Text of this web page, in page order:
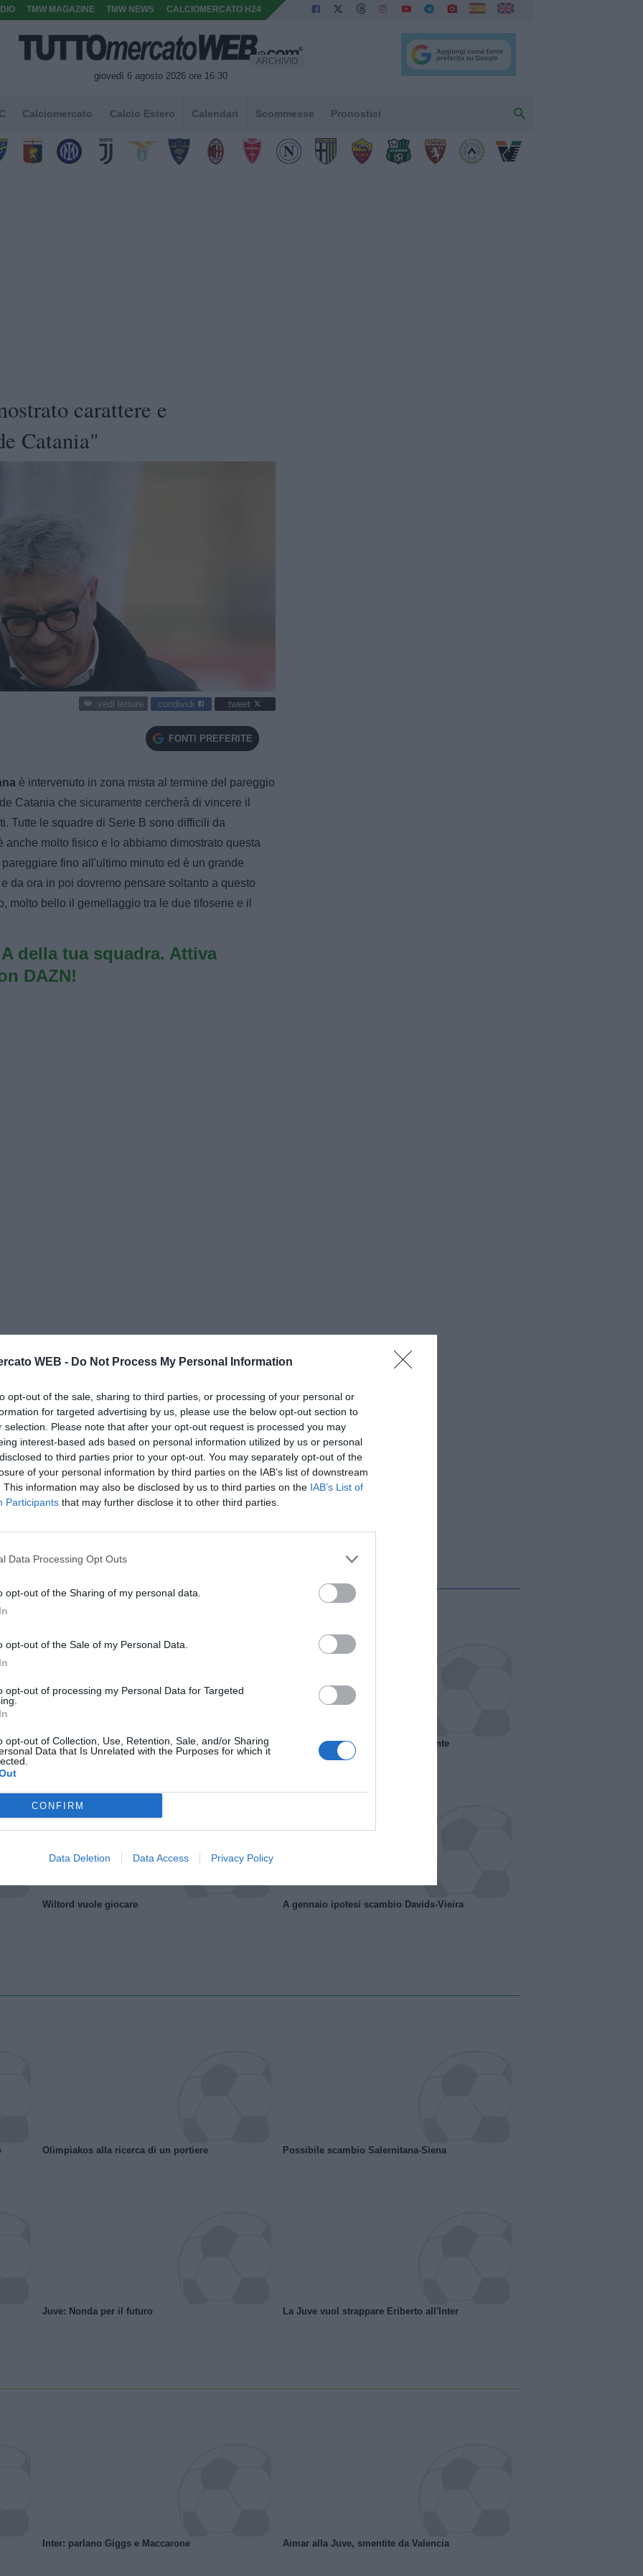
WEB - Do Not Process My Personal Information
opt-out of the sale, sharing to third parties, or processing of your personal or
for targeted advertising by us, please use the below opt-out section to
selection. Please note that after your opt-out request is processed you may
interest-based ads based on personal information utilized by us or personal
to third parties prior to your opt-out. You may separately opt-out of the
of your personal information by third parties on the IAB’s list of downstream
This information may also be disclosed by us to third parties on the IAB’s List of
Participants that may further disclose it to other third parties.
Data Processing Opt Outs
opt-out of the Sharing of my personal data.
opt-out of the Sale of my Personal Data.
opt-out of processing my Personal Data for Targeted
opt-out of Collection, Use, Retention, Sale, and/or Sharing
Data that Is Unrelated with the Purposes for which it
CONFIRM
Data Deletion Data Access Privacy Policy
TMW MAGAZINE TMW NEWS CALCIOMERCATO H24
giovedì 6 agosto 2026 ore 16:30
ARCHIVIO
Calciomercato Calcio Estero Calendari Scommesse Pronostici
carattere e
Catania"
vedi letture condividi tweet
FONTI PREFERITE
è intervenuto in zona mista al termine del pareggio
Catania che sicuramente cercherà di vincere il
Tutte le squadre di Serie B sono difficili da
anche molto fisico e lo abbiamo dimostrato questa
fino all'ultimo minuto ed è un grande
da ora in poi dovremo pensare soltanto a questo
molto bello il gemellaggio tra le due tifoserie e il
della tua squadra. Attiva
DAZN!
Il Rayo Vallecano spinge per Zamorano Francia, il Marsiglia senza presidente
Wiltord vuole giocare A gennaio ipotesi scambio Davids-Vieira
Olimpiakos alla ricerca di un portiere Possibile scambio Salernitana-Siena
Juve: Nonda per il futuro La Juve vuol strappare Eriberto all'Inter
Inter: parlano Giggs e Maccarone Aimar alla Juve, smentite da Valencia